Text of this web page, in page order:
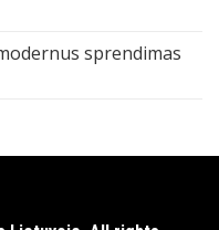
sprendimas